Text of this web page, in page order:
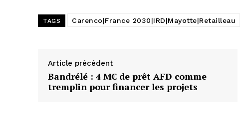
TAGS Carenco|France 2030|IRD|Mayotte|Retailleau
Article précédent
Bandrélé : 4 M€ de prêt AFD comme
tremplin pour financer les projets